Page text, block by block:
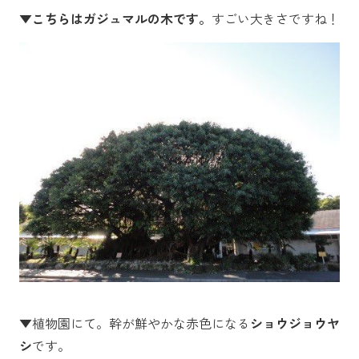
▼こちらはガジュマルの木です。 すごい大きさですね！
▼植物園にて。幹が鮮やかな赤色になる ショウジョウヤ
シです。